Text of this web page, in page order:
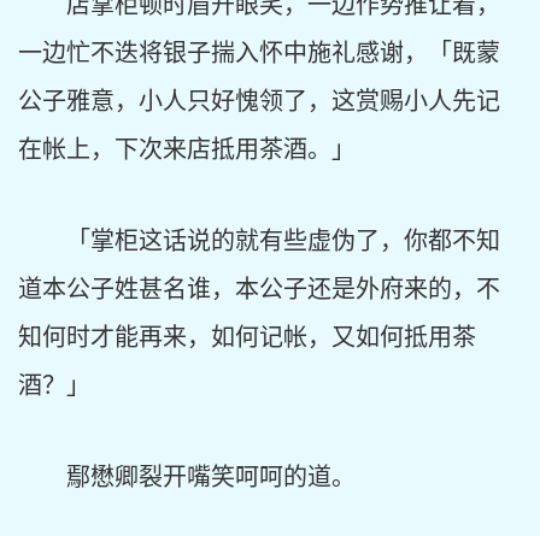
一边忙不迭将银子揣入怀中施礼感谢，「既蒙
公子雅意，小人只好愧领了，这赏赐小人先记
在帐上，下次来店抵用茶酒。」
「掌柜这话说的就有些虚伪了，你都不知
道本公子姓甚名谁，本公子还是外府来的，不
知何时才能再来，如何记帐，又如何抵用茶
酒？」
鄢懋卿裂开嘴笑呵呵的道。